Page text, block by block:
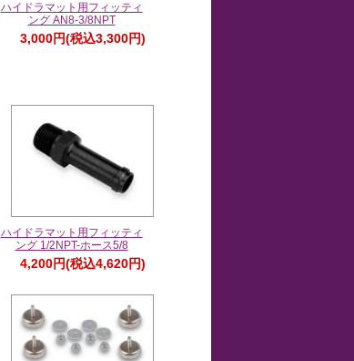
ハイドラマット用フィッティ
ング AN8-3/8NPT
3,000円(税込3,300円)
ハイドラマット用フィッティ
ング 1/2NPT-ホース5/8
4,200円(税込4,620円)